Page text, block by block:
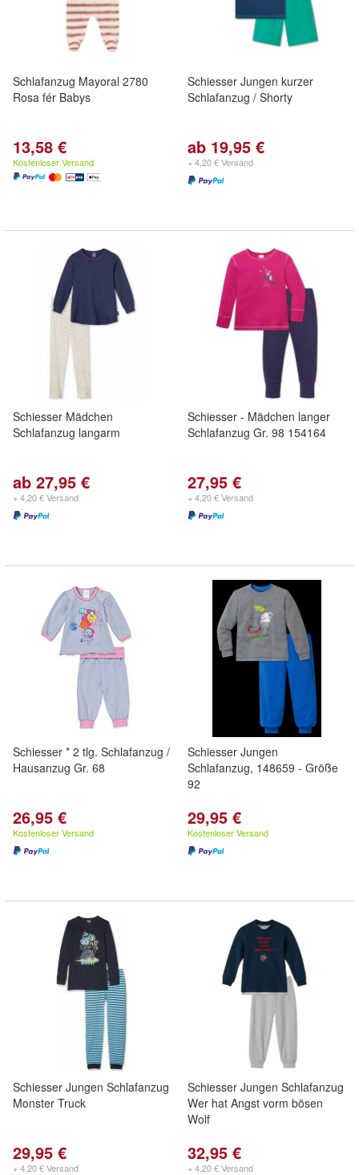
Schlafanzug Mayoral 2780
Rosa fér Babys
13,58 €
Kostenloser Versand
Schiesser Jungen kurzer
Schlafanzug / Shorty
ab 19,95 €
+ 4,20 € Versand
Schiesser Mädchen
Schlafanzug langarm
ab 27,95 €
+ 4,20 € Versand
Schiesser - Mädchen langer
Schlafanzug Gr. 98 154164
27,95 €
+ 4,20 € Versand
Schiesser * 2 tlg. Schlafanzug /
Hausanzug Gr. 68
26,95 €
Kostenloser Versand
Schiesser Jungen
Schlafanzug, 148659 - Größe
92
29,95 €
Kostenloser Versand
Schiesser Jungen Schlafanzug
Monster Truck
29,95 €
+ 4,20 € Versand
Schiesser Jungen Schlafanzug
Wer hat Angst vorm bösen
Wolf
32,95 €
+ 4,20 € Versand